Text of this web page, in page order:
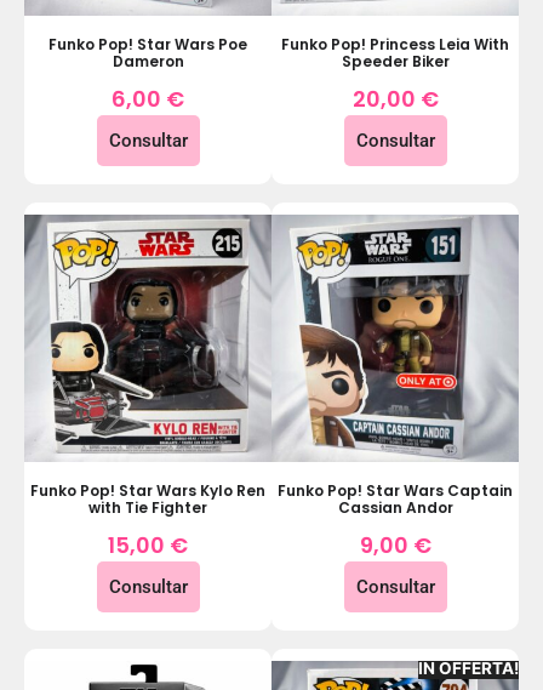
Funko Pop! Star Wars Poe
Dameron
6,00 €
Consultar
Funko Pop! Princess Leia With
Speeder Biker
20,00 €
Consultar
Funko Pop! Star Wars Kylo Ren
with Tie Fighter
15,00 €
Consultar
Funko Pop! Star Wars Captain
Cassian Andor
9,00 €
Consultar
IN OFFERTA!